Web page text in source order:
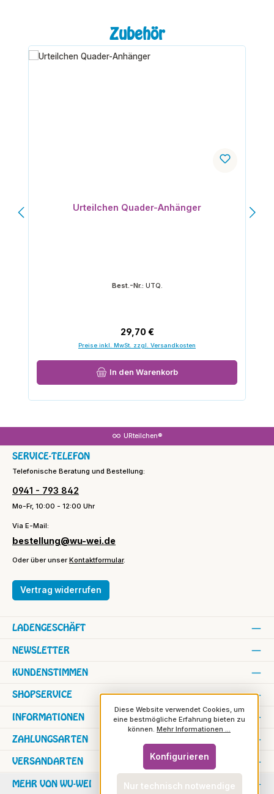
Produktgalerie überspringenZubehör
Urteilchen Quader-Anhänger
Best.-Nr.: UTQ.
Regulärer Preis:
29,70 €
Preise inkl. MwSt. zzgl. Versandkosten
In den Warenkorb
URteilchen®
SERVICE-TELEFON
Telefonische Beratung und Bestellung:
0941 - 793 842
Mo-Fr, 10:00 - 12:00 Uhr
Via E-Mail:
bestellung@wu-wei.de
Oder über unserKontaktformular.
Vertrag widerrufen
SHOPSERVICE
INFORMATIONEN
NEWSLETTER
KUNDENSTIMMEN
LADENGESCHÄFT
ZAHLUNGSARTEN
VERSANDARTEN
MEHR VON WU-WEI
Diese Website verwendet Cookies, um
eine bestmögliche Erfahrung bieten zu
können. Mehr Informationen ...
Nur technisch notwendige
Konfigurieren